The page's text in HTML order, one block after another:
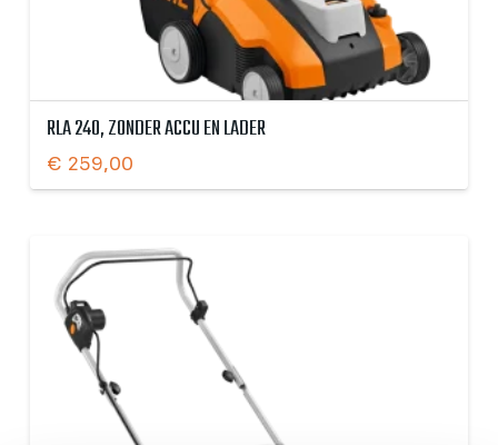
RLA 240, ZONDER ACCU EN LADER
€ 259,00